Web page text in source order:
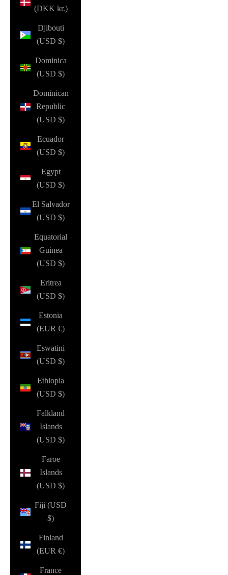
(DKK kr.)
Djibouti
(USD $)
Dominica
(USD $)
Dominican
Republic
(USD $)
Ecuador
(USD $)
Egypt
(USD $)
El Salvador
(USD $)
Equatorial
Guinea
(USD $)
Eritrea
(USD $)
Estonia
(EUR €)
Eswatini
(USD $)
Ethiopia
(USD $)
Falkland
Islands
(USD $)
Faroe
Islands
(USD $)
Fiji (USD
$)
Finland
(EUR €)
France